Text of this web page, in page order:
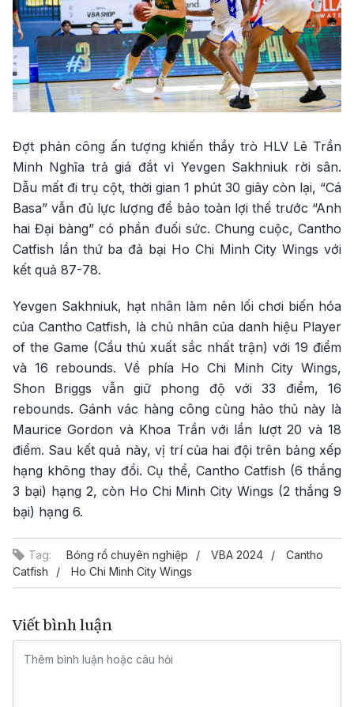
Đợt phản công ấn tượng khiến thầy trò HLV Lê Trần
Minh Nghĩa trả giá đắt vì Yevgen Sakhniuk rời sân.
Dẫu mất đi trụ cột, thời gian 1 phút 30 giây còn lại, “Cá
Basa” vẫn đủ lực lượng để bảo toàn lợi thế trước “Anh
hai Đại bàng” có phần đuối sức. Chung cuộc, Cantho
Catfish lần thứ ba đả bại Ho Chi Minh City Wings với
kết quả 87-78.
Yevgen Sakhniuk, hạt nhân làm nên lối chơi biến hóa
của Cantho Catfish, là chủ nhân của danh hiệu Player
of the Game (Cầu thủ xuất sắc nhất trận) với 19 điểm
và 16 rebounds. Về phía Ho Chi Minh City Wings,
Shon Briggs vẫn giữ phong độ với 33 điểm, 16
rebounds. Gánh vác hàng công cùng hảo thủ này là
Maurice Gordon và Khoa Trần với lần lượt 20 và 18
điểm. Sau kết quả này, vị trí của hai đội trên bảng xếp
hạng không thay đổi. Cụ thể, Cantho Catfish (6 thắng
3 bại) hạng 2, còn Ho Chi Minh City Wings (2 thắng 9
bại) hạng 6.
Tag: Bóng rổ chuyên nghiệp VBA 2024
Cantho
Catfish
Ho Chi Minh City Wings
Viết bình luận